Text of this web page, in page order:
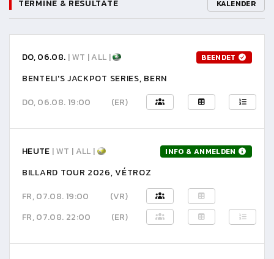
TERMINE & RESULTATE KALENDER
DO, 06.08. | WT | ALL | BEENDET
BENTELI'S JACKPOT SERIES, BERN
DO, 06.08. 19:00
(ER)
HEUTE | WT | ALL | INFO & ANMELDEN
BILLARD TOUR 2026, VÉTROZ
FR, 07.08. 19:00
(VR)
FR, 07.08. 22:00
(ER)